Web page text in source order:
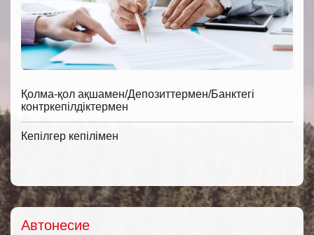
Қолма-қол ақшамен/Депозиттермен/Банктегі
контркепілдіктермен
Кепілгер кепілімен
Автонесие